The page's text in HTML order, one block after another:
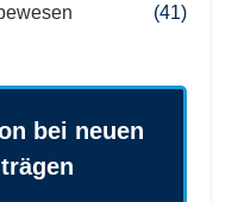
(41)
bei neuen